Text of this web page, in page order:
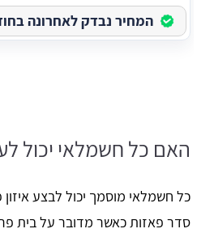
המחיר נבדק לאחרונה בחודש
האם כל חשמלאי יכול
כל חשמלאי מוסמך יכול לבצע
סדר פאזות כאשר מדובר על בית